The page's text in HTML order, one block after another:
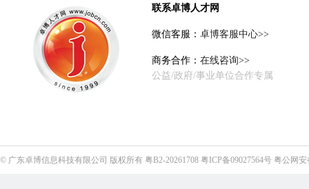
联系卓博人才网
微信客服： 卓博客服中心>>
商务合作： 在线咨询>>
公益/政府/事业单位合作专属
© 广东卓博信息科技有限公司 版权所有 粤B2-20261708 粤ICP备09027564号 粤公网安